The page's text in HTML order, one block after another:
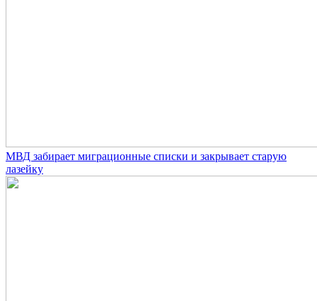
МВД забирает миграционные списки и закрывает старую
лазейку